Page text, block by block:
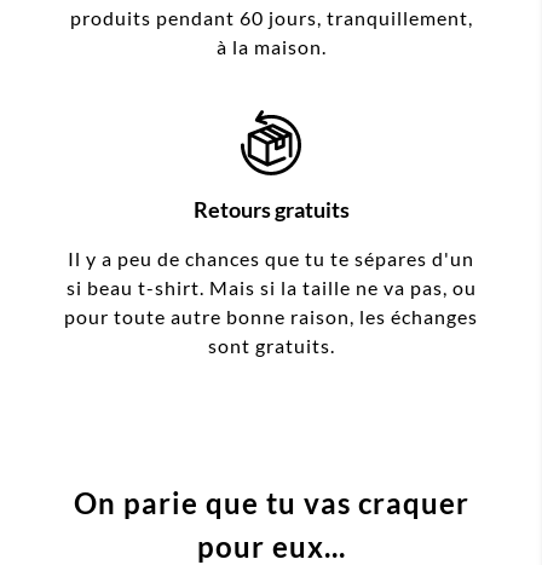
produits pendant 60 jours, tranquillement,
à la maison.
Retours gratuits
Il y a peu de chances que tu te sépares d'un
si beau t-shirt. Mais si la taille ne va pas, ou
pour toute autre bonne raison, les échanges
sont gratuits.
On parie que tu vas craquer
pour eux...